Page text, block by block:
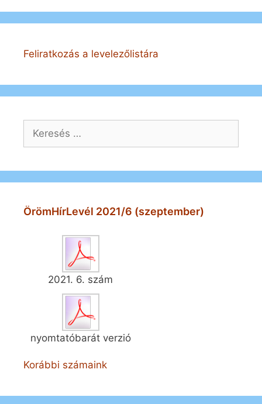
Feliratkozás a levelezőlistára
Keresés:
ÖrömHírLevél 2021/6 (szeptember)
2021. 6. szám
nyomtatóbarát verzió
Korábbi számaink